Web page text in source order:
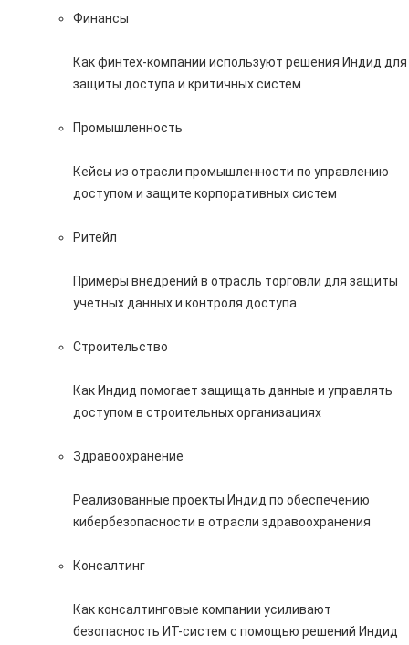
Финансы
Как финтех-компании используют решения Индид для
защиты доступа и критичных систем
Промышленность
Кейсы из отрасли промышленности по управлению
доступом и защите корпоративных систем
Ритейл
Примеры внедрений в отрасль торговли для защиты
учетных данных и контроля доступа
Строительство
Как Индид помогает защищать данные и управлять
доступом в строительных организациях
Здравоохранение
Реализованные проекты Индид по обеспечению
кибербезопасности в отрасли здравоохранения
Консалтинг
Как консалтинговые компании усиливают
безопасность ИТ-систем с помощью решений Индид